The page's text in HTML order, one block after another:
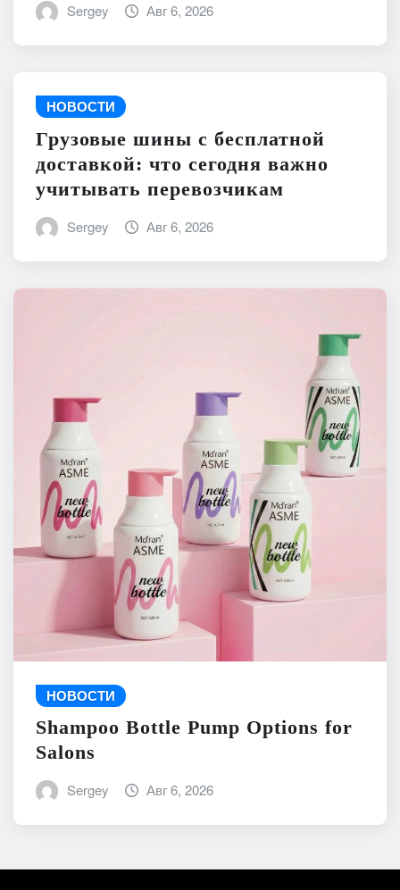
Sergey Авг 6, 2026
НОВОСТИ
Грузовые шины с бесплатной
доставкой: что сегодня важно
учитывать перевозчикам
Sergey Авг 6, 2026
НОВОСТИ
Shampoo Bottle Pump Options for
Salons
Sergey Авг 6, 2026